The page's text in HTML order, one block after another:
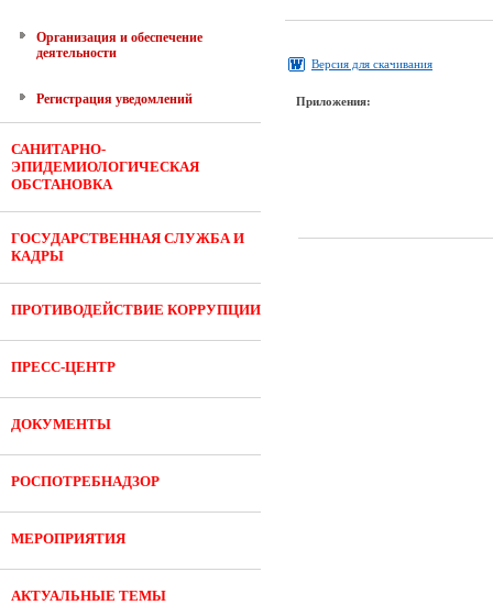
Организация и обеспечение
деятельности
Регистрация уведомлений
САНИТАРНО-
ЭПИДЕМИОЛОГИЧЕСКАЯ
ОБСТАНОВКА
ГОСУДАРСТВЕННАЯ СЛУЖБА И
КАДРЫ
ПРОТИВОДЕЙСТВИЕ КОРРУПЦИИ
ПРЕСС-ЦЕНТР
ДОКУМЕНТЫ
РОСПОТРЕБНАДЗОР
МЕРОПРИЯТИЯ
АКТУАЛЬНЫЕ ТЕМЫ
Версия для скачивания
Приложения: